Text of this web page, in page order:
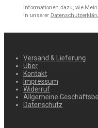
Informationen dazu, wie
in unserer
Versand & Lieferung
Über
Kontakt
Impressum
Widerruf
Allgemeine
Datenschutz